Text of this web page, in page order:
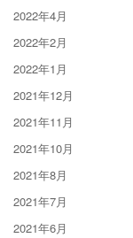
2022年4月
2022年2月
2022年1月
2021年12月
2021年11月
2021年10月
2021年8月
2021年7月
2021年6月